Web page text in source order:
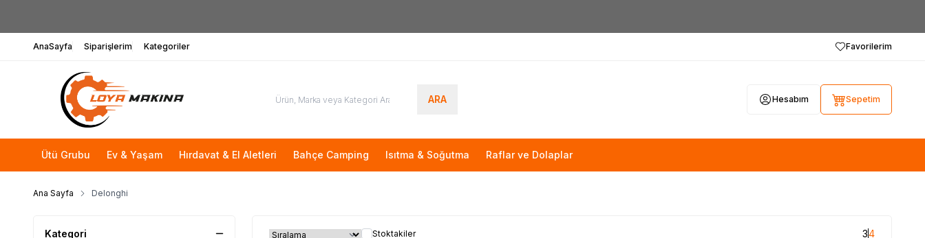
AnaSayfa Siparişlerim Kategoriler Favorilerim
ARA Hesabım Sepetim
Ütü Grubu Ev & Yaşam Hırdavat & El Aletleri Bahçe Camping Isıtma & Soğutma Raflar ve Dolaplar
Ana Sayfa Delonghi
Kategori Stoktakiler 34